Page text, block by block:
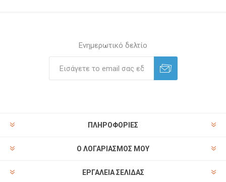
Ενημερωτικό δελτίο
ΠΛΗΡΟΦΟΡΊΕΣ
Ο ΛΟΓΑΡΙΑΣΜΌΣ ΜΟΥ
ΕΡΓΑΛΕΊΑ ΣΕΛΊΔΑΣ